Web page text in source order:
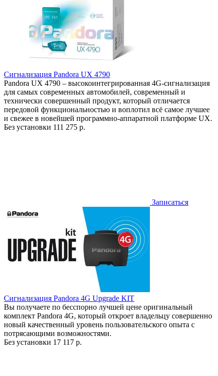
Сигнализация Pandora UX 4790
Pandora UX 4790 – высокоинтегрированная 4G-сигнализация
для самых современных автомобилей, современный и
технически совершенный продукт, который отличается
передовой функциональностью и воплотил всё самое лучшее
и свежее в новейшей программно-аппаратной платформе UX.
Без установки 111 275 р.
Записаться
Сигнализация Pandora 4G Upgrade KIT
Вы получаете по бесспорно лучшей цене оригинальный
комплект Pandora 4G, который откроет владельцу совершенно
новый качественный уровень пользовательского опыта с
потрясающими возможностями.
Без установки 17 117 р.